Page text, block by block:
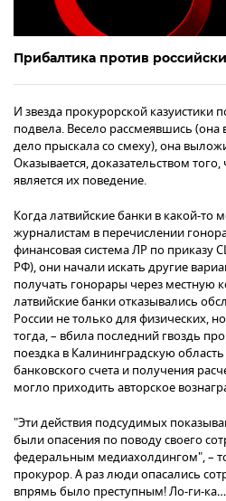
Прибалтика против
И звезда прокурорской казуистики
подвела. Весело рассмеявшись
дело прыскала со смеху), она
Оказывается, доказательством
является их поведение.
Когда латвийские банки в какой-то
журналистам в перечислении
финансовая система ЛР по приказу
РФ), они начали искать другие
получать гонорары через
латвийские банки отказывались
России не только для физических,
тогда, – вбила последний гвоздь
поездка в Калининградскую
банковского счета и получения
могло приходить авторское
"Эти действия подсудимых
были опасения по поводу своего
федеральным медиахолдингом", –
прокурор. А раз люди опасались
впрямь было преступным! Ло-ги-ка…